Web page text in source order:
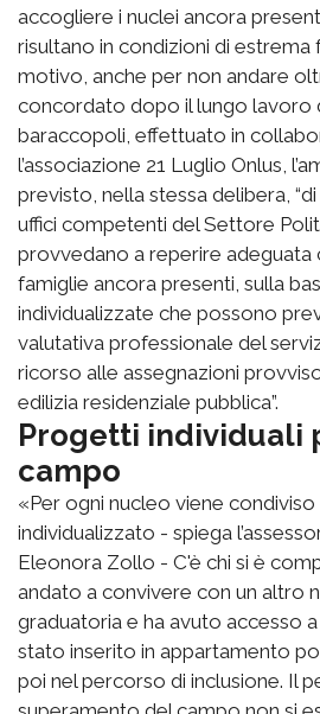
accogliere i nuclei ancora
risultano in condizioni di estrema
motivo, anche per non andare
concordato dopo il lungo lavoro
baraccopoli, effettuato in
l’associazione 21 Luglio Onlus,
previsto, nella stessa delibera,
uffici competenti del Settore
provvedano a reperire adeguata
famiglie ancora presenti, sulla
individualizzate che possono
valutativa professionale del
ricorso alle assegnazioni
edilizia residenziale pubblica”.
Progetti individuali
campo
«Per ogni nucleo viene
individualizzato - spiega
Eleonora Zollo - C'è chi si è
andato a convivere con un altro
graduatoria e ha avuto accesso
stato inserito in appartamento
poi nel percorso di inclusione. Il